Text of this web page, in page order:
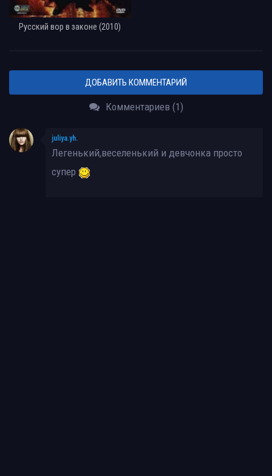
Русский вор в законе (2010)
ДОБАВИТЬ КОММЕНТАРИЙ
Комментариев (1)
juliya.yh.
Легенький,веселенький и девчонка просто
супер